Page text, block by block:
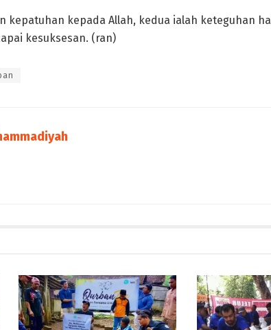
kepatuhan kepada Allah, kedua ialah keteguhan
kesuksesan. (ran)